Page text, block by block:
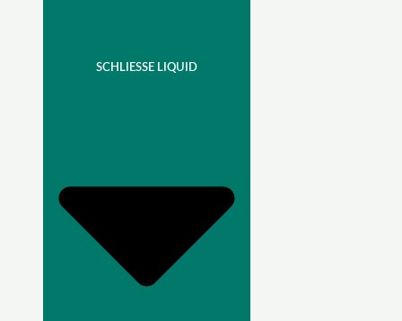
SCHLIESSE LIQUID